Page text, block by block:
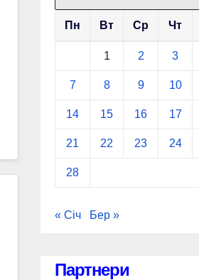
Пн Вт Ср Чт
1 2 3
7 8 9 10
14 15 16 17
21 22 23 24
28
« Січ Бер »
Партнери